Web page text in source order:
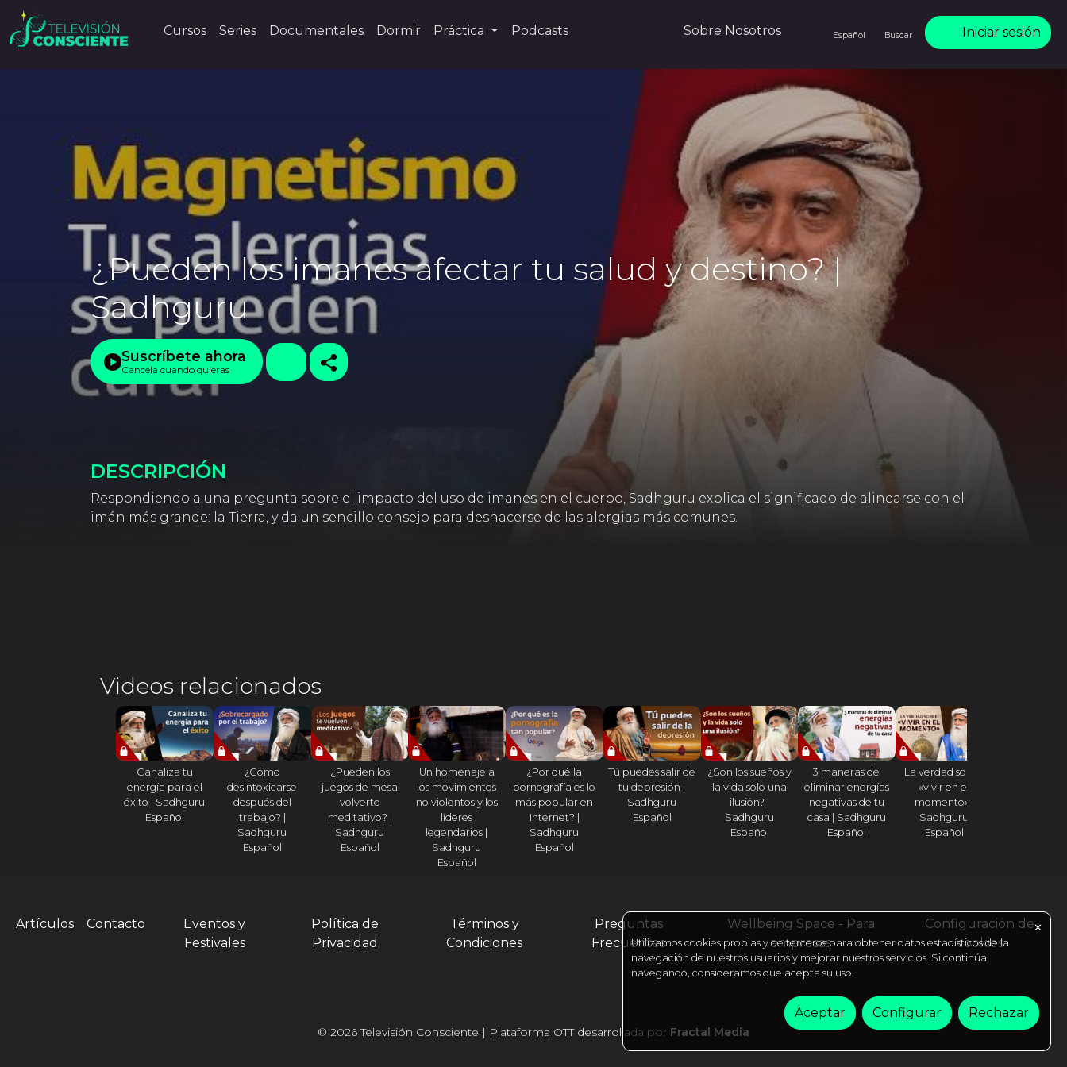
Cursos Series Documentales Dormir Práctica Podcasts Sobre Nosotros Español Buscar Iniciar sesión
¿Pueden los imanes afectar tu salud y destino? |
Sadhguru
Suscríbete ahora
Cancela cuando quieras
DESCRIPCIÓN
Respondiendo a una pregunta sobre el impacto del uso de imanes en el cuerpo, Sadhguru explica el significado de alinearse con el
imán más grande: la Tierra, y da un sencillo consejo para deshacerse de las alergias más comunes.
Videos relacionados
Canaliza tu
energía para el
éxito | Sadhguru
Español
¿Cómo
desintoxicarse
después del
trabajo? |
Sadhguru
Español
¿Pueden los
juegos de mesa
volverte
meditativo? |
Sadhguru
Español
Un homenaje a
los movimientos
no violentos y los
líderes
legendarios |
Sadhguru
Español
¿Por qué la
pornografía es lo
más popular en
Internet? |
Sadhguru
Español
Tú puedes salir de
tu depresión |
Sadhguru
Español
¿Son los sueños y
la vida solo una
ilusión? |
Sadhguru
Español
3 maneras de
eliminar energías
negativas de tu
casa | Sadhguru
Español
La verdad sobre
«vivir en el
momento» |
Sadhguru
Español
Artículos Contacto
Eventos y
Festivales
Política de
Privacidad
Términos y
Condiciones
Preguntas
Frecuentes
Wellbeing Space - Para
empresas
Configuración de
cookies
© 2026 Televisión Consciente | Plataforma OTT desarrollada por Fractal Media
✕
Utilizamos cookies propias y de terceros para obtener datos estadísticos de la
navegación de nuestros usuarios y mejorar nuestros servicios. Si continúa
navegando, consideramos que acepta su uso.
Aceptar Configurar Rechazar